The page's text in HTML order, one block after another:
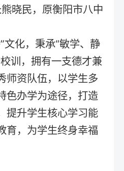
晓民，原衡阳市八中
文化，秉承“敏学、静
训，拥有一支德才兼
师资队伍，以学生多
色办学为途径，打造
提升学生核心学习能
育，为学生终身幸福